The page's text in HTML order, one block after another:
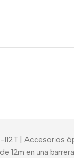
| Accesorios
12m en una